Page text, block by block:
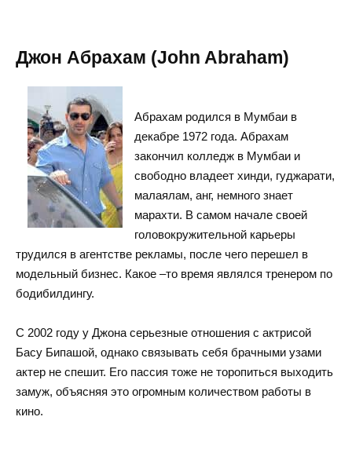
Джон Абрахам (John Abraham)
Абрахам родился в Мумбаи в
декабре 1972 года. Абрахам
закончил колледж в Мумбаи и
свободно владеет хинди, гуджарати,
малаялам, анг, немного знает
марахти. В самом начале своей
головокружительной карьеры
трудился в агентстве рекламы, после чего перешел в
модельный бизнес. Какое –то время являлся тренером по
бодибилдингу.
С 2002 году у Джона серьезные отношения с актрисой
Басу Бипашой, однако связывать себя брачными узами
актер не спешит. Его пассия тоже не торопиться выходить
замуж, объясняя это огромным количеством работы в
кино.